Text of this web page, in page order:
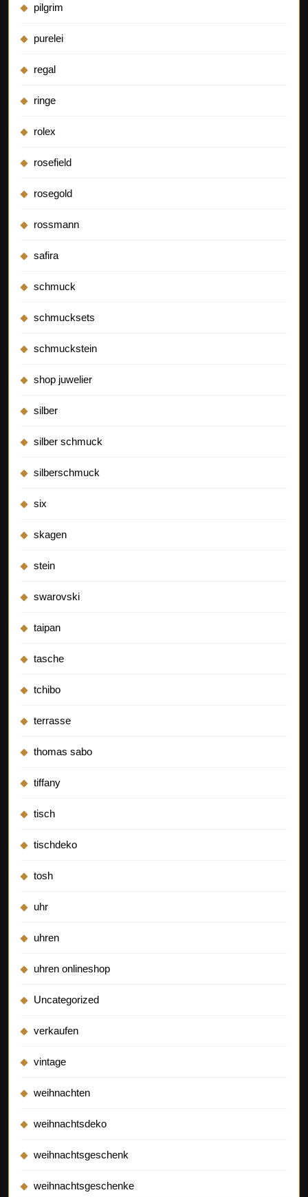
pilgrim
purelei
regal
ringe
rolex
rosefield
rosegold
rossmann
safira
schmuck
schmucksets
schmuckstein
shop juwelier
silber
silber schmuck
silberschmuck
six
skagen
stein
swarovski
taipan
tasche
tchibo
terrasse
thomas sabo
tiffany
tisch
tischdeko
tosh
uhr
uhren
uhren onlineshop
Uncategorized
verkaufen
vintage
weihnachten
weihnachtsdeko
weihnachtsgeschenk
weihnachtsgeschenke